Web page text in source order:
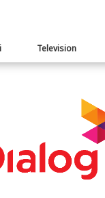
Television